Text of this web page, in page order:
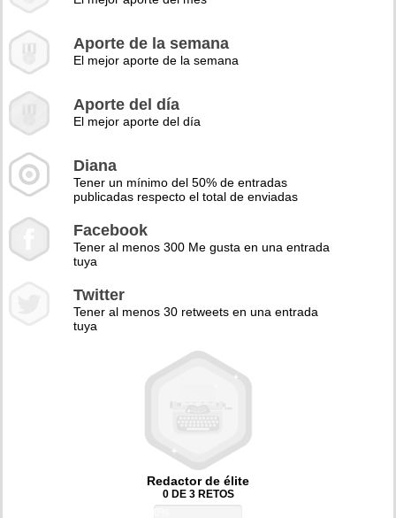
Aporte de la semana
El mejor aporte de la semana
Aporte del día
El mejor aporte del día
Diana
Tener un mínimo del 50% de entradas
publicadas respecto el total de enviadas
Facebook
Tener al menos 300 Me gusta en una entrada
tuya
Twitter
Tener al menos 30 retweets en una entrada
tuya
Redactor de élite
0 DE 3 RETOS